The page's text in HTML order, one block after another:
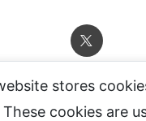
stores
cookies are